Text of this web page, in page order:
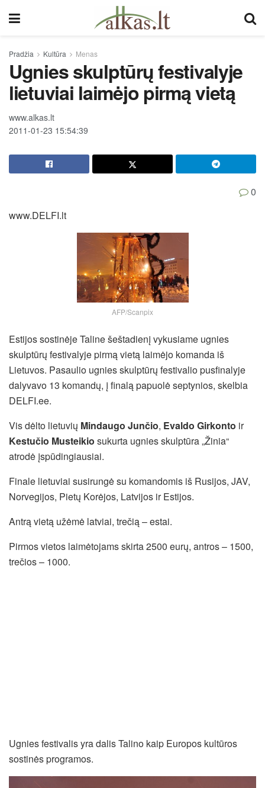
Pradžia Kultūra Menas
Ugnies skulptūrų festivalyje
lietuviai laimėjo pirmą vietą
www.alkas.lt
2011-01-23 15:54:39
0
www.DELFI.lt
AFP/Scanpix
Estijos sostinėje Taline šeštadienį vykusiame ugnies
skulptūrų festivalyje pirmą vietą laimėjo komanda iš
Lietuvos. Pasaulio ugnies skulptūrų festivalio pusfinalyje
dalyvavo 13 komandų, į finalą papuolė septynios, skelbia
DELFI.ee.
Vis dėlto lietuvių Mindaugo Junčio, Evaldo Girkonto ir
Kestučio Musteikio sukurta ugnies skulptūra „Žinia“
atrodė įspūdingiausiai.
Finale lietuviai susirungė su komandomis iš Rusijos, JAV,
Norvegijos, Pietų Korėjos, Latvijos ir Estijos.
Antrą vietą užėmė latviai, trečią – estai.
Pirmos vietos laimėtojams skirta 2500 eurų, antros – 1500,
trečios – 1000.
Ugnies festivalis yra dalis Talino kaip Europos kultūros
sostinės programos.